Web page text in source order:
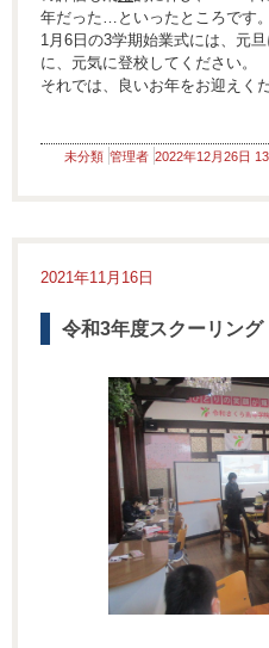
年だった…といったところです。
1月6日の3学期始業式には、元
に、元気に登校してください。
それでは、良いお年をお迎えくだ
未分類 管理者 2022年12月26日
2021年11月16日
令和3年度スクーリング